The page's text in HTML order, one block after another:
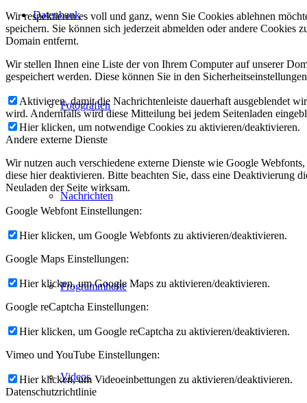
Datenbank
Fotografien
Nachrichten
Programmhefte
Videos
Wir respektieren es voll und ganz, wenn Sie Cookies ablehnen
speichern. Sie können sich jederzeit abmelden oder andere Cookies
Domain entfernt.
Wir stellen Ihnen eine Liste der von Ihrem Computer auf unserer
gespeichert werden. Diese können Sie in den
Aktivieren, damit die Nachrichtenleiste dauerhaft ausgeblendet
wird. Andernfalls wird diese Mitteilung bei jedem Seitenladen
Hier klicken, um notwendige Cookies zu aktivieren/deaktivieren.
Andere externe Dienste
Wir nutzen auch verschiedene externe Dienste wie Google
diese hier deaktivieren. Bitte beachten Sie, dass eine Deaktivierung
Neuladen der Seite wirksam.
Google Webfont Einstellungen:
Hier klicken, um Google Webfonts zu aktivieren/deaktivieren.
Google Maps Einstellungen:
Hier klicken, um Google Maps zu aktivieren/deaktivieren.
Google reCaptcha Einstellungen:
Hier klicken, um Google reCaptcha zu aktivieren/deaktivieren.
Vimeo und YouTube Einstellungen:
Hier klicken, um Videoeinbettungen zu aktivieren/deaktivieren.
Datenschutzrichtlinie